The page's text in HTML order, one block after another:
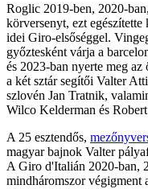
Roglic 2019-ben, 2020-
körversenyt, ezt
idei Giro-elsőséggel.
győztesként várja a
és 2023-ban nyerte meg az
a két sztár segítői Valter
szlovén Jan Tratnik,
Wilco Kelderman és
A 25 esztendős,
magyar bajnok Valter
A Giro d'Italián 2020-ban,
mindháromszor végigment